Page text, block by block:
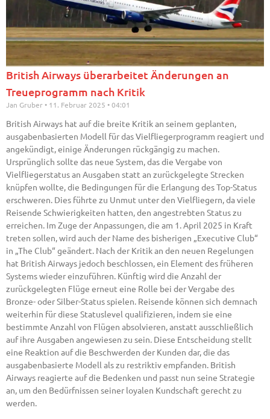
British Airways überarbeitet Änderungen an
Treueprogramm nach Kritik
Jan Gruber 11. Februar 2025 04:01
British Airways hat auf die breite Kritik an seinem geplanten,
ausgabenbasierten Modell für das Vielfliegerprogramm reagiert und
angekündigt, einige Änderungen rückgängig zu machen.
Ursprünglich sollte das neue System, das die Vergabe von
Vielfliegerstatus an Ausgaben statt an zurückgelegte Strecken
knüpfen wollte, die Bedingungen für die Erlangung des Top-Status
erschweren. Dies führte zu Unmut unter den Vielfliegern, da viele
Reisende Schwierigkeiten hatten, den angestrebten Status zu
erreichen. Im Zuge der Anpassungen, die am 1. April 2025 in Kraft
treten sollen, wird auch der Name des bisherigen „Executive Club“
in „The Club“ geändert. Nach der Kritik an den neuen Regelungen
hat British Airways jedoch beschlossen, ein Element des früheren
Systems wieder einzuführen. Künftig wird die Anzahl der
zurückgelegten Flüge erneut eine Rolle bei der Vergabe des
Bronze- oder Silber-Status spielen. Reisende können sich demnach
weiterhin für diese Statuslevel qualifizieren, indem sie eine
bestimmte Anzahl von Flügen absolvieren, anstatt ausschließlich
auf ihre Ausgaben angewiesen zu sein. Diese Entscheidung stellt
eine Reaktion auf die Beschwerden der Kunden dar, die das
ausgabenbasierte Modell als zu restriktiv empfanden. British
Airways reagierte auf die Bedenken und passt nun seine Strategie
an, um den Bedürfnissen seiner loyalen Kundschaft gerecht zu
werden.